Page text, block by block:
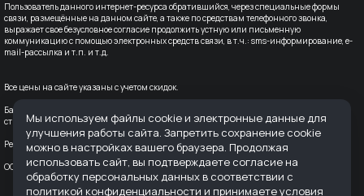
Пользователь данного интернет-ресурса обратившийся, через специальные формы
связи, размещённые на данном сайте, а также по средствам телефонного звонка,
выражает свое безусловное согласие продолжить устную или письменную
коммуникацию с помощью электронных средств связи, в т.ч.: sms-информирование, e-
mail-рассылка и т.п. и т.д.
Все цены на сайте указаны с учетом скидок.
Банк-партнер: ВТБ (ПАО), Лицензия Банка ВТБ — №1000 от 08.07.2015. Партнер по
страхованию: СПАО «Ингосстрах», лицензия ЦБ РФ № 0928
Реквизиты организации: ООО "АВТОДОМ" ИНН 6166128253 ОГРН 1236100016910
OOO «ПРЕСТИЖ МОТОРС» ИНН: 6168069282; ОГРН: 1136194010787 КПП: 616801001
Мы используем файлы cookie и электронные данные для
улучшения работы сайта. Запретить сохранение cookie
можно в настройках вашего браузера. Продолжая
использовать сайт, вы подтверждаете согласие на
обработку персональных данных в соответствии с
политикой конфиденциальности и принимаете условия